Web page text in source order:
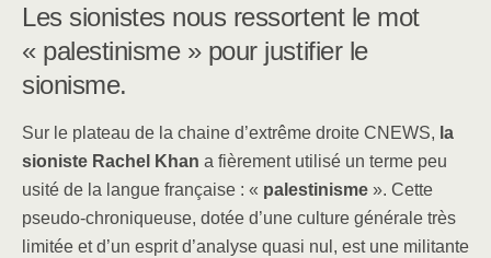
Les sionistes nous ressortent le mot
« palestinisme » pour justifier le
sionisme.
Sur le plateau de la chaine d’extrême droite CNEWS, la
sioniste Rachel Khan a fièrement utilisé un terme peu
usité de la langue française : « palestinisme ». Cette
pseudo-chroniqueuse, dotée d’une culture générale très
limitée et d’un esprit d’analyse quasi nul, est une militante